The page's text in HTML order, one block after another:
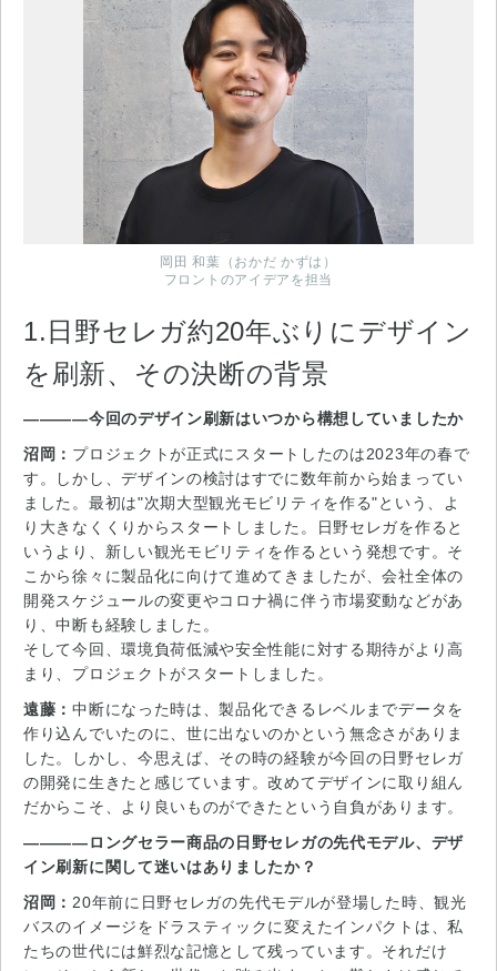
岡田 和葉（おかだ かずは）
フロントのアイデアを担当
1.日野セレガ約20年ぶりにデザイン
を刷新、その決断の背景
――――今回のデザイン刷新はいつから構想していましたか
沼岡： プロジェクトが正式にスタートしたのは2023年の春で
す。しかし、デザインの検討はすでに数年前から始まってい
ました。最初は"次期大型観光モビリティを作る"という、よ
り大きなくくりからスタートしました。日野セレガを作ると
いうより、新しい観光モビリティを作るという発想です。そ
こから徐々に製品化に向けて進めてきましたが、会社全体の
開発スケジュールの変更やコロナ禍に伴う市場変動などがあ
り、中断も経験しました。
そして今回、環境負荷低減や安全性能に対する期待がより高
まり、プロジェクトがスタートしました。
遠藤：中断になった時は、製品化できるレベルまでデータを
作り込んでいたのに、世に出ないのかという無念さがありま
した。しかし、今思えば、その時の経験が今回の日野セレガ
の開発に生きたと感じています。改めてデザインに取り組ん
だからこそ、より良いものができたという自負があります。
――――ロングセラー商品の日野セレガの先代モデル、デザ
イン刷新に関して迷いはありましたか？
沼岡： 20年前に日野セレガの先代モデルが登場した時、観光
バスのイメージをドラスティックに変えたインパクトは、私
たちの世代には鮮烈な記憶として残っています。それだけ